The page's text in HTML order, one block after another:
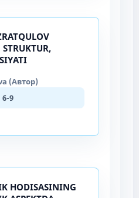
(Автор)
6-9
HODISASINING